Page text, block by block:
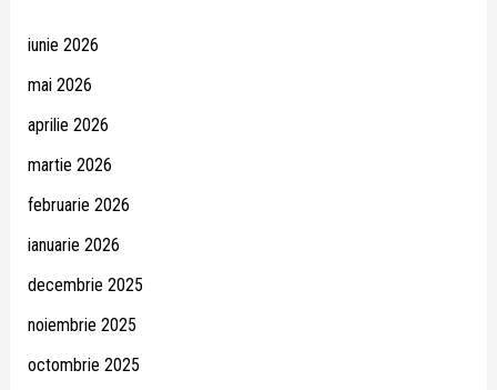
iunie 2026
mai 2026
aprilie 2026
martie 2026
februarie 2026
ianuarie 2026
decembrie 2025
noiembrie 2025
octombrie 2025